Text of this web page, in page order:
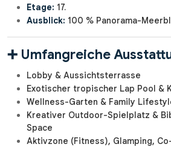
Etage: 17.
Ausblick: 100 % Panorama-
➕ Umfangreiche
Lobby & Aussichtsterrasse
Exotischer tropischer Lap Pool &
Wellness-Garten & Family
Kreativer Outdoor-Spielplatz &
Space
Aktivzone (Fitness), Glamping,